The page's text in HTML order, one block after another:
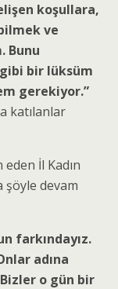
koşullara,
ve
Bunu
bir lüksüm
gerekiyor.”
katılanlar
İl Kadın
şöyle devam
farkındayız.
adına
o gün bir